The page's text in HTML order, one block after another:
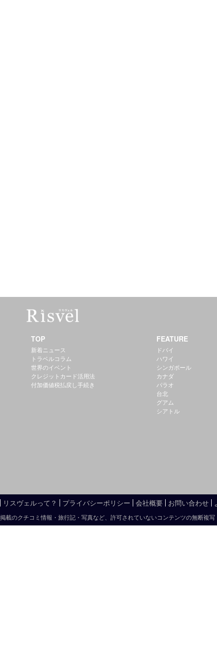
TOP
新着ニュース
トラベルコラム
世界のイベント
クレジットカード活用法
付加価値税払戻し手続き
FEATURE
ドバイ
ハワイ
シンガポール
カナダ
パラオ
台北
グアム
シアトル
リスヴェルって？ プライバシーポリシー 会社概要 お問い合わせ
掲載のクチコミ情報・旅行記・写真など、許可されていないコンテンツの無断複